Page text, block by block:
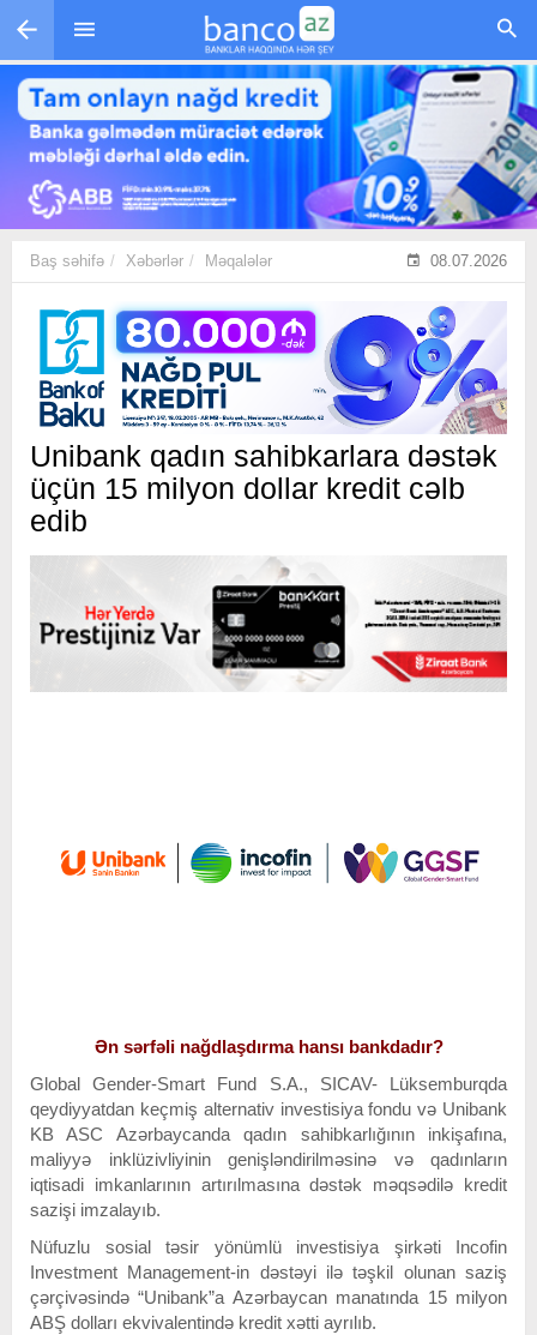
Skip to main content
Baş səhifə Xəbərlər Məqalələr 08.07.2026
Unibank qadın sahibkarlara dəstək
üçün 15 milyon dollar kredit cəlb
edib
Ən sərfəli nağdlaşdırma hansı bankdadır?
Global Gender-Smart Fund S.A., SICAV- Lüksemburqda
qeydiyyatdan keçmiş alternativ investisiya fondu və Unibank
KB ASC Azərbaycanda qadın sahibkarlığının inkişafına,
maliyyə inklüzivliyinin genişləndirilməsinə və qadınların
iqtisadi imkanlarının artırılmasına dəstək məqsədilə kredit
sazişi imzalayıb.
Nüfuzlu sosial təsir yönümlü investisiya şirkəti Incofin
Investment Management-in dəstəyi ilə təşkil olunan saziş
çərçivəsində “Unibank”a Azərbaycan manatında 15 milyon
ABŞ dolları ekvivalentində kredit xətti ayrılıb.